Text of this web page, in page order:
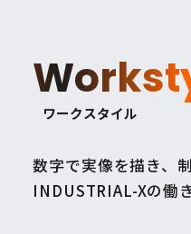
ワークスタイル
数字で実像を描き、
INDUSTRIAL-Xの働